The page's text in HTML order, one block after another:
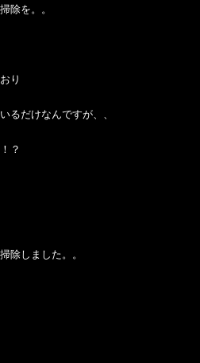
除を。。
り
るだけなんですが、、
？
除しました。。